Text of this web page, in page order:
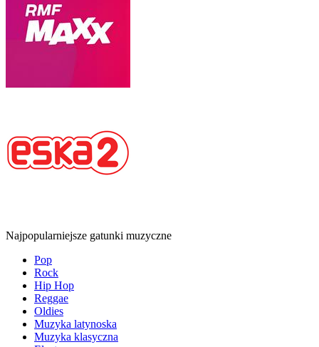
Najpopularniejsze gatunki muzyczne
Pop
Rock
Hip Hop
Reggae
Oldies
Muzyka latynoska
Muzyka klasyczna